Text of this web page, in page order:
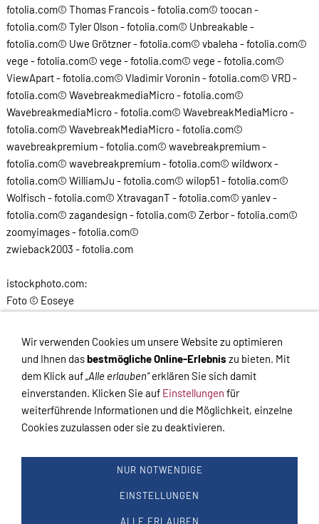
fotolia.com© Thomas Francois - fotolia.com© toocan -
fotolia.com© Tyler Olson - fotolia.com© Unbreakable -
fotolia.com© Uwe Grötzner - fotolia.com© vbaleha - fotolia.com©
vege - fotolia.com© vege - fotolia.com© vege - fotolia.com©
ViewApart - fotolia.com© Vladimir Voronin - fotolia.com© VRD -
fotolia.com© WavebreakmediaMicro - fotolia.com©
WavebreakmediaMicro - fotolia.com© WavebreakMediaMicro -
fotolia.com© WavebreakMediaMicro - fotolia.com©
wavebreakpremium - fotolia.com© wavebreakpremium -
fotolia.com© wavebreakpremium - fotolia.com© wildworx -
fotolia.com© WilliamJu - fotolia.com© wilop51 - fotolia.com©
Wolfisch - fotolia.com© XtravaganT - fotolia.com© yanlev -
fotolia.com© zagandesign - fotolia.com© Zerbor - fotolia.com©
zoomyimages - fotolia.com©
zwieback2003 - fotolia.com
istockphoto.com:
Foto © Eoseye
Impressum DatenschutzAGB
Wir verwenden Cookies um unsere Website zu optimieren
und Ihnen dasbestmögliche Online-Erlebnis zu bieten. Mit
dem Klick auf„Alle erlauben“erklären Sie sich damit
einverstanden. Klicken Sie auf Einstellungen für
weiterführende Informationen und die Möglichkeit, einzelne
Cookies zuzulassen oder sie zu deaktivieren.
NUR NOTWENDIGE
EINSTELLUNGEN
ALLE ERLAUBEN